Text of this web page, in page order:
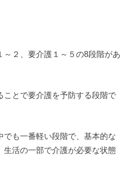
～２、要介護１～５の8段階があ
ことで要介護を予防する段階で
でも一番軽い段階で、基本的な
生活の一部で介護が必要な状態